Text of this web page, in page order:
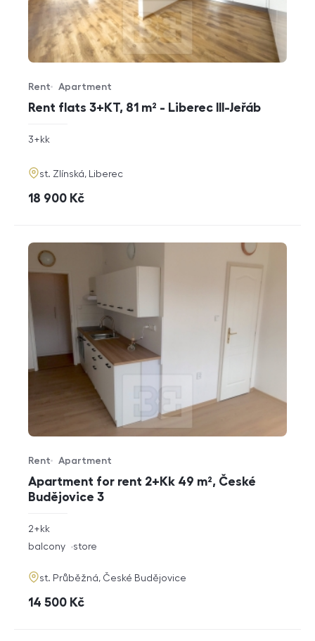
Rent flats 3+KT, 81 m² - Liberec III-Jeřáb
Offer type
Rent
Property type
Apartment
rozměry
disposition
3+kk
adresa
st. Zlínská, Liberec
cena
18 900 Kč
Apartment for rent 2+Kk 49 m², České
Budějovice 3
Offer type
Rent
Property type
Apartment
rozměry
disposition
2+kk
funkce
balcony store
adresa
st. Průběžná, České Budějovice
cena
14 500 Kč